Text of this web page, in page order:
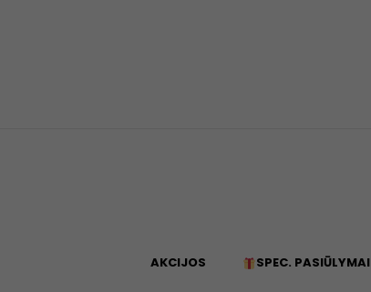
AKCIJOS SPEC. PASIŪLYMAI